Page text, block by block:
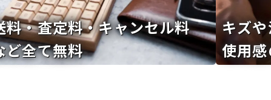
料・査定料・キャンセル料
ど全て無料
キズ
使用